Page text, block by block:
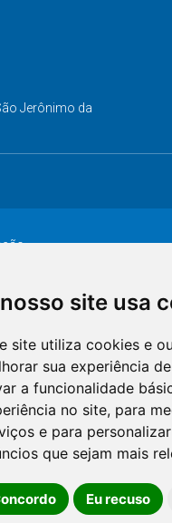
site usa
site utiliza cookies e
sua experiência
a funcionalidade
no site, para
e para
que sejam mais
Eu recuso
Jerônimo da